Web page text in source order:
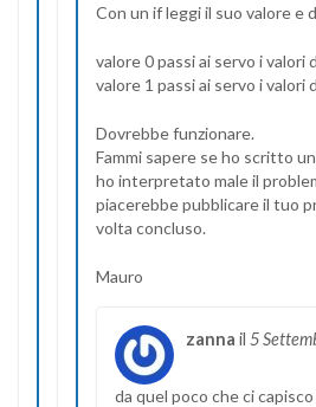
Con un if leggi il suo valore e
valore 0 passi ai servo i valori
valore 1 passi ai servo i valori
Dovrebbe funzionare.
Fammi sapere se ho scritto
ho interpretato male il
piacerebbe pubblicare il tuo
volta concluso.
Mauro
zanna il 5
da quel poco che ci capisco